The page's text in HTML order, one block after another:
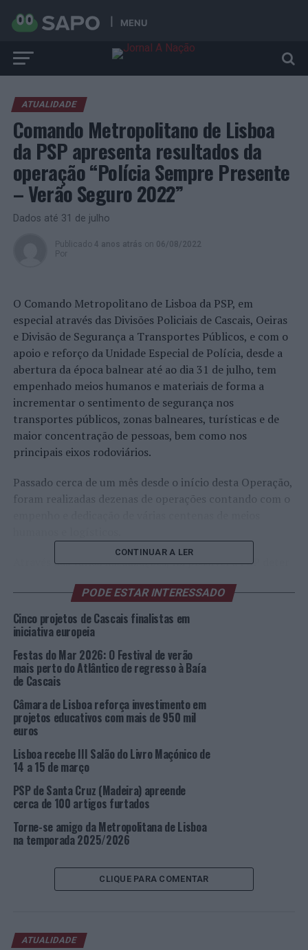
MENU
ATUALIDADE
Comando Metropolitano de Lisboa
da PSP apresenta resultados da
operação “Polícia Sempre Presente
– Verão Seguro 2022”
Dados até 31 de julho
Publicado 4 anos atrás on 06/08/2022
Por
O Comando Metropolitano de Lisboa da PSP, em
especial através das Divisões Policiais de Cascais, Oeiras
e Divisão de Segurança a Transportes Públicos, e com o
apoio e reforço da Unidade Especial de Polícia, desde a
abertura da época balnear até ao dia 31 de julho, tem
empenhado meios humanos e materiais de forma a
incrementar o sentimento de segurança nos
transportes públicos, zonas balneares, turísticas e de
maior concentração de pessoas, bem como nos
principais eixos rodoviários.
Passado cerca de um mês desde o início desta Operação,
foram realizadas dezenas de operações contando com o
Através das várias fiscalizações, foi possível à PSP deter
16 por Tráfico de estupefaciente; 3 por Mandados de
detenção; 2 por Agressões Agente Autoridade; 1 por
Imigração ilegal; e 1 por Posse arma proibida.
Foram, ainda, fiscalizados e identificados 791 cidadãos,
44 estabelecimentos comerciais e elaborados 45 autos
Durante a operação foram, também, apreendidas: 2
armas brancas 417,56 doses individuais de haxixe; 73
doses individuais de cocaína; e 247,5 doses individuais de
ecstasy.
Com estas operações, a PSP pretende:
1. Promover a segurança e tranquilidade públicas junto
da população residente e flutuante nos locais referidos,
bem como nas suas zonas envolventes;
2. Detetar e identificar indivíduos, que praticam ilícitos
3. Controlar, detetar, localizar, prevenir a introdução,
CONTINUAR A LER
PODE ESTAR INTERESSADO
Cinco projetos de Cascais finalistas em
iniciativa europeia
Festas do Mar 2026: O Festival de verão
mais perto do Atlântico de regresso à Baía
de Cascais
Câmara de Lisboa reforça investimento em
projetos educativos com mais de 950 mil
euros
Lisboa recebe III Salão do Livro Maçónico de
14 a 15 de março
PSP de Santa Cruz (Madeira) apreende
cerca de 100 artigos furtados
Torne-se amigo da Metropolitana de Lisboa
na temporada 2025/2026
CLIQUE PARA COMENTAR
ATUALIDADE